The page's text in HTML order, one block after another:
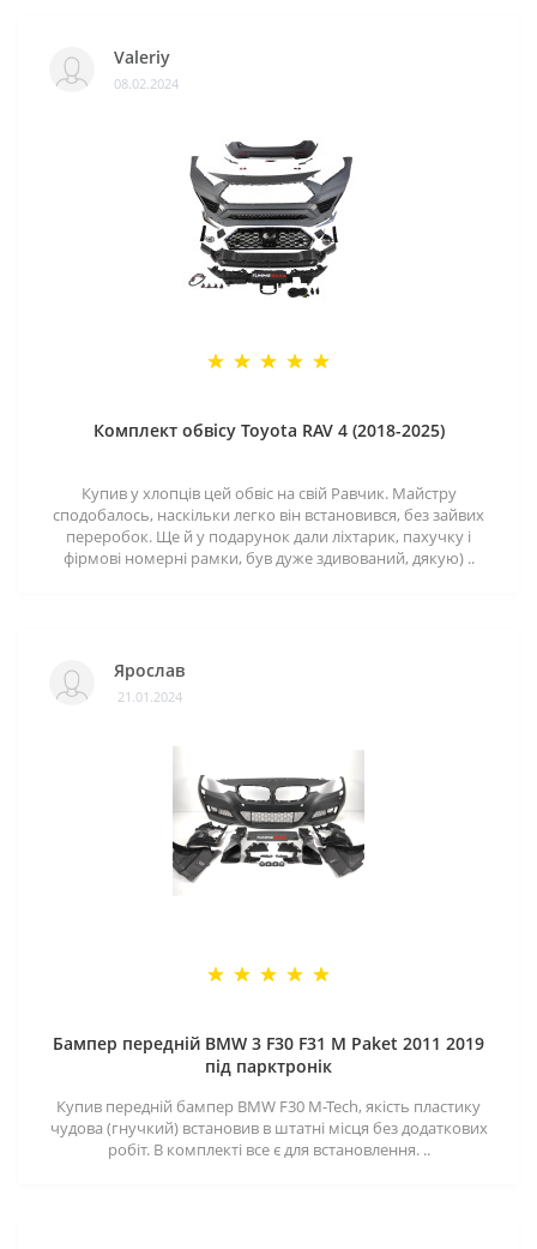
Valeriy
08.02.2024
Комплект обвісу Toyota RAV 4 (2018-2025)
Купив у хлопців цей обвіс на свій Равчик. Майстру
сподобалось, наскільки легко він встановився, без зайвих
переробок. Ще й у подарунок дали ліхтарик, пахучку і
фірмові номерні рамки, був дуже здивований, дякую) ..
Ярослав
21.01.2024
Бампер передній BMW 3 F30 F31 M Paket 2011 2019
під парктронік
Купив передній бампер BMW F30 M-Tech, якість пластику
чудова (гнучкий) встановив в штатні місця без додаткових
робіт. В комплекті все є для встановлення. ..